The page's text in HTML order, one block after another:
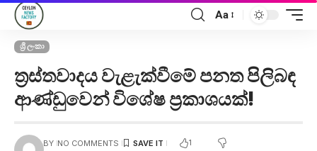
Aa
ශ්‍රී ලංකා
ත්‍රස්තවාදය වැළැක්වීමේ පනත පිලිබඳ
ආණ්ඩුවෙන් විශේෂ ප්‍රකාශයක්!
BY NO COMMENTS 1